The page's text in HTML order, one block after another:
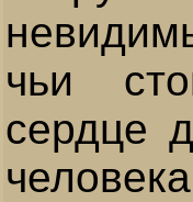
чьи
сердце